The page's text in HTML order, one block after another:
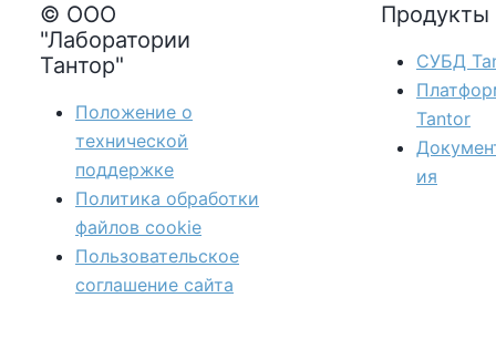
© ООО
"Лаборатории
Тантор"
Положение о
технической
поддержке
Политика обработки
файлов сookie
Пользовательское
соглашение сайта
Продукты
СУБД
Tantor
ия